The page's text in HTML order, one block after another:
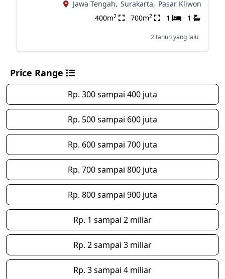
Jawa Tengah, Surakarta, Pasar Kliwon
400m2 700m2 1 1
2 tahun yang lalu
Price Range
Rp. 300 sampai 400 juta
Rp. 500 sampai 600 juta
Rp. 600 sampai 700 juta
Rp. 700 sampai 800 juta
Rp. 800 sampai 900 juta
Rp. 1 sampai 2 miliar
Rp. 2 sampai 3 miliar
Rp. 3 sampai 4 miliar